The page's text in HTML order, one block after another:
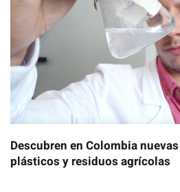
Descubren en Colombia
plásticos y residuos agrícolas